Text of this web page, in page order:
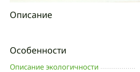
Описание
Особенности
Описание экологичности